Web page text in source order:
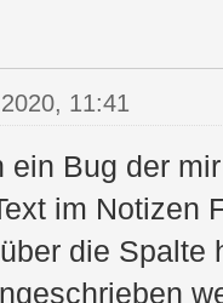
11:41
ein Bug der
im Notizen
die Spalte